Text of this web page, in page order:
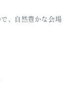
、自然豊かな会場